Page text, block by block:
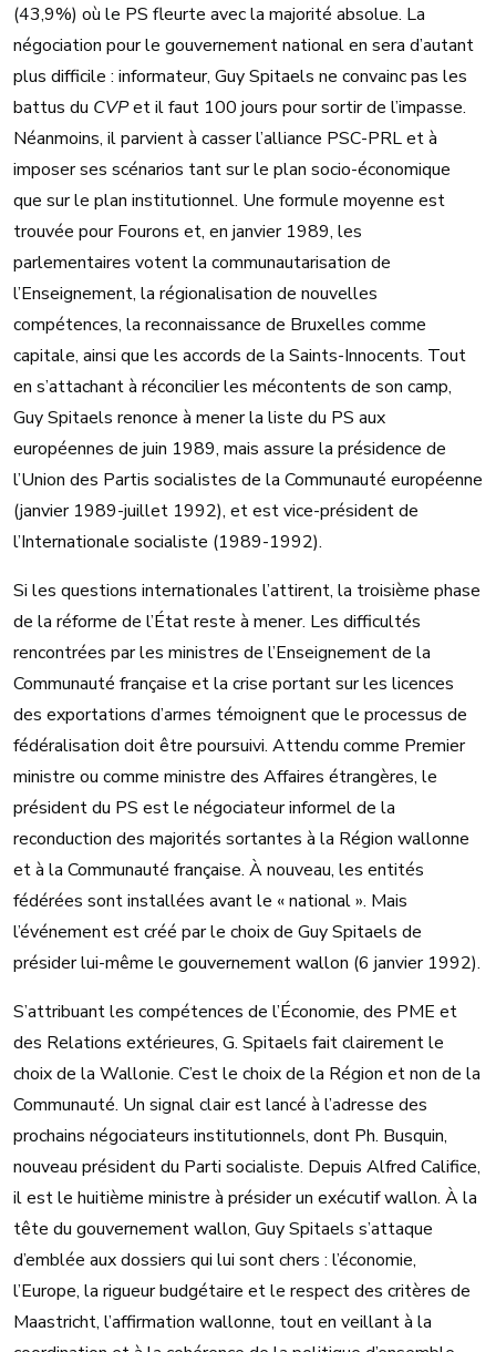
(43,9%) où le PS fleurte avec la majorité absolue. La
négociation pour le gouvernement national en sera d’autant
plus difficile : informateur, Guy Spitaels ne convainc pas les
battus du CVPet il faut 100 jours pour sortir de l’impasse.
Néanmoins, il parvient à casser l’alliance PSC-PRL et à
imposer ses scénarios tant sur le plan socio-économique
que sur le plan institutionnel. Une formule moyenne est
trouvée pour Fourons et, en janvier 1989, les
parlementaires votent la communautarisation de
l’Enseignement, la régionalisation de nouvelles
compétences, la reconnaissance de Bruxelles comme
capitale, ainsi que les accords de la Saints-Innocents. Tout
en s’attachant à réconcilier les mécontents de son camp,
Guy Spitaels renonce à mener la liste du PS aux
européennes de juin 1989, mais assure la présidence de
l’Union des Partis socialistes de la Communauté européenne
(janvier 1989-juillet 1992), et est vice-président de
l’Internationale socialiste (1989-1992).
Si les questions internationales l’attirent, la troisième phase
de la réforme de l’État reste à mener. Les difficultés
rencontrées par les ministres de l’Enseignement de la
Communauté française et la crise portant sur les licences
des exportations d’armes témoignent que le processus de
fédéralisation doit être poursuivi. Attendu comme Premier
ministre ou comme ministre des Affaires étrangères, le
président du PS est le négociateur informel de la
reconduction des majorités sortantes à la Région wallonne
et à la Communauté française. À nouveau, les entités
fédérées sont installées avant le « national ». Mais
l’événement est créé par le choix de Guy Spitaels de
présider lui-même le gouvernement wallon (6 janvier 1992).
S’attribuant les compétences de l’Économie, des PME et
des Relations extérieures, G. Spitaels fait clairement le
choix de la Wallonie. C’est le choix de la Région et non de la
Communauté. Un signal clair est lancé à l’adresse des
prochains négociateurs institutionnels, dont Ph. Busquin,
nouveau président du Parti socialiste. Depuis Alfred Califice,
il est le huitième ministre à présider un exécutif wallon. À la
tête du gouvernement wallon, Guy Spitaels s’attaque
d’emblée aux dossiers qui lui sont chers : l’économie,
l’Europe, la rigueur budgétaire et le respect des critères de
Maastricht, l’affirmation wallonne, tout en veillant à la